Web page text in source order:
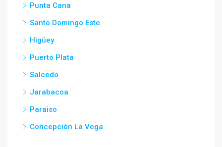
Punta Cana
Santo Domingo Este
Higüey
Puerto Plata
Salcedo
Jarabacoa
Paraiso
Concepción La Vega